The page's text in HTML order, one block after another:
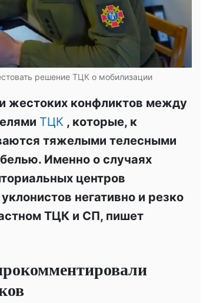
решение ТЦК о мобилизации
жестоких конфликтов между
ТЦК , которые, к
тяжелыми телесными
Именно о случаях
центров
негативно и резко
ТЦК и СП, пишет